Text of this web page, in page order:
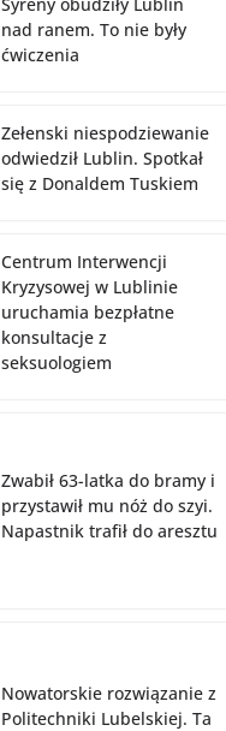
nad ranem. To nie były
ćwiczenia
Zełenski niespodziewanie
odwiedził Lublin. Spotkał
się z Donaldem Tuskiem
Centrum Interwencji
Kryzysowej w Lublinie
uruchamia bezpłatne
konsultacje z
seksuologiem
Zwabił 63-latka do bramy i
przystawił mu nóż do szyi.
Napastnik trafił do aresztu
Nowatorskie rozwiązanie z
Politechniki Lubelskiej. Ta